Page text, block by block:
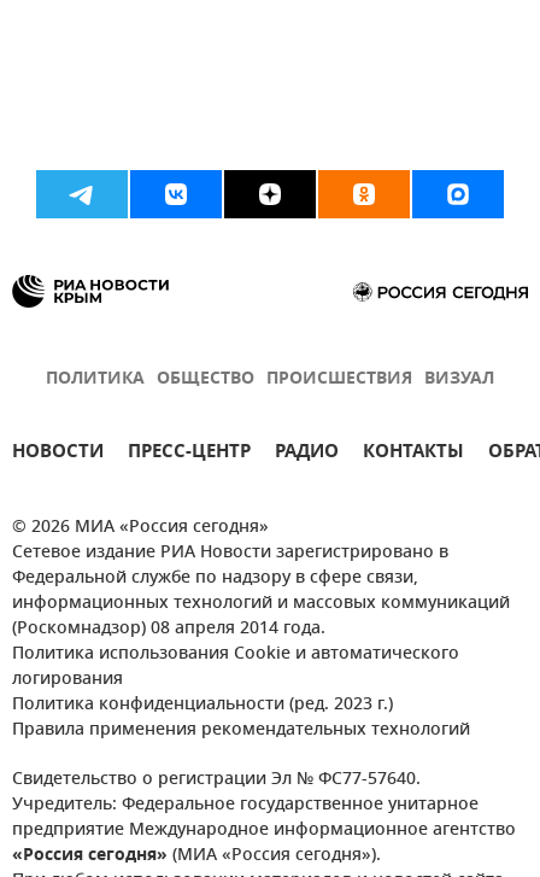
ПОЛИТИКА ОБЩЕСТВО ПРОИСШЕСТВИЯ ВИЗУАЛ
НОВОСТИ ПРЕСС-ЦЕНТР РАДИО КОНТАКТЫ
© 2026 МИА «Россия сегодня»
Сетевое издание РИА Новости зарегистрировано в
Федеральной службе по надзору в сфере связи,
информационных технологий и массовых коммуникаций
(Роскомнадзор) 08 апреля 2014 года.
Политика использования Cookie и автоматического
логирования
Политика конфиденциальности (ред. 2023 г.)
Правила применения рекомендательных технологий
Свидетельство о регистрации Эл № ФС77-57640.
Учредитель: Федеральное государственное унитарное
предприятие Международное информационное агентство
«Россия сегодня» (МИА «Россия сегодня»).